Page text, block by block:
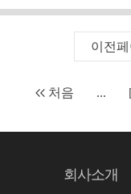
이전페
처음 ...
회사소개